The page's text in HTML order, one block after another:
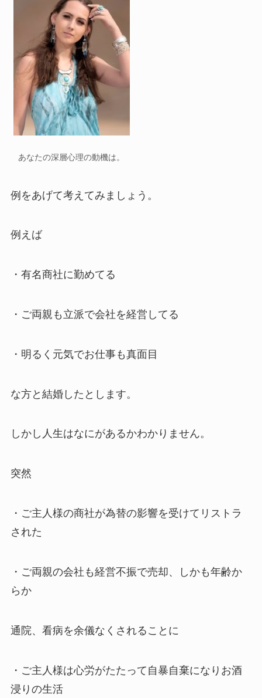
あなたの深層心理の動機は。
例をあげて考えてみましょう。
例えば
・有名商社に勤めてる
・ご両親も立派で会社を経営してる
・明るく元気でお仕事も真面目
な方と結婚したとします。
しかし人生はなにがあるかわかりません。
突然
・ご主人様の商社が為替の影響を受けてリストラ
された
・ご両親の会社も経営不振で売却、しかも年齢か
らか
通院、看病を余儀なくされることに
・ご主人様は心労がたたって自暴自棄になりお酒
浸りの生活